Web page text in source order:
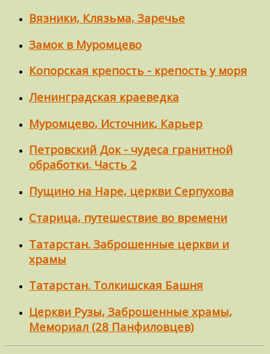
Вязники, Клязьма, Заречье
Замок в Муромцево
Копорская крепость - крепость у моря
Ленинградская краеведка
Муромцево, Источник, Карьер
Петровский Док - чудеса гранитной
обработки. Часть 2
Пущино на Наре, церкви Серпухова
Старица, путешествие во времени
Татарстан. Заброшенные церкви и
храмы
Татарстан. Толкишская Башня
Церкви Рузы, Заброшенные храмы,
Мемориал (28 Панфиловцев)